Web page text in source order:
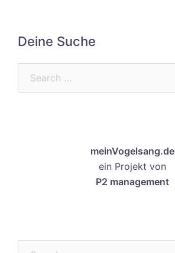
Deine Suche
meinVogelsang.de
ein Projekt von
P2 management